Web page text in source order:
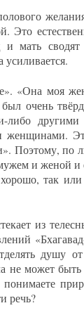
Это
и мать
усиливается.
«Она моя
был очень
либо
женщинами.
Поэтому, по
и женой
так
из
душу
не может
речь?